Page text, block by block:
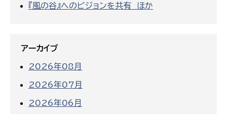
『風の谷』へのビジョンを共有 ほか
アーカイブ
2026年08月
2026年07月
2026年06月